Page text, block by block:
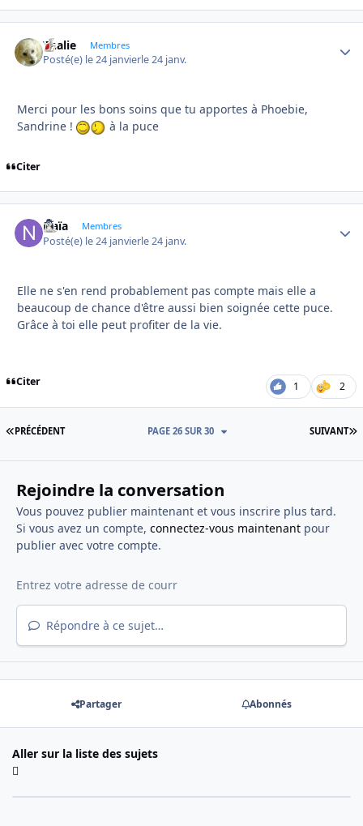
Thalie Membres
Posté(e) le 24 janvierle 24 janv.
Merci pour les bons soins que tu apportes à Phoebie,
Sandrine !
à la puce
Citer
Naïa Membres
Posté(e) le 24 janvierle 24 janv.
Elle ne s'en rend probablement pas compte mais elle a
beaucoup de chance d'être aussi bien soignée cette puce.
Grâce à toi elle peut profiter de la vie.
Citer 1 2
PREMIÈRE PAGE
PRÉCÉDENT SUIVANT
PAGE 26 SUR 30
Rejoindre la conversation
Vous pouvez publier maintenant et vous inscrire plus tard.
Si vous avez un compte, connectez-vous maintenantpour
publier avec votre compte.
Répondre à ce sujet…
Partager Abonnés
Aller sur la liste des sujets